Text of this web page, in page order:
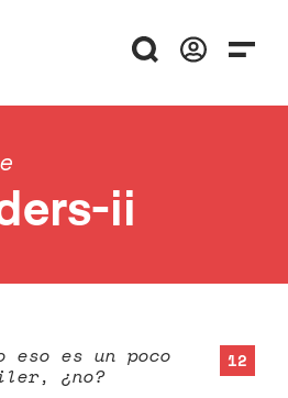
ii
12
eso es un poco
¿no?